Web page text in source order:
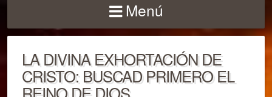
Menú
LA DIVINA EXHORTACIÓN DE
CRISTO: BUSCAD PRIMERO EL